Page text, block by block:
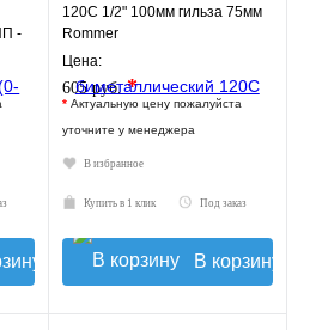
-
120С 1/2" 100мм гильза 75мм
Rommer
Цена:
605 руб.*
* Актуальную цену пожалуйста
уточните у менеджера
В избранное
Купить в 1 клик Под заказ
В корзину